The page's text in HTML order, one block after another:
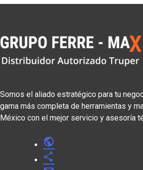
Somos el aliado estratégico para tu
gama más completa de herramientas y
México con el mejor servicio y asesoría
public
share